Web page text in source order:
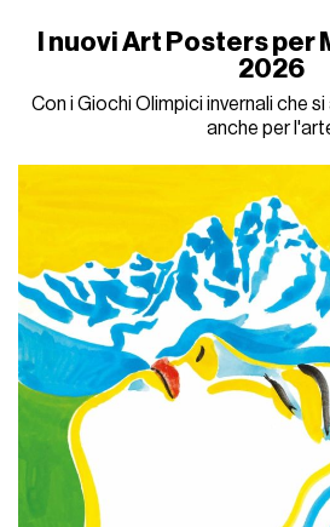
I nuovi Art Posters per
2026
Con i Giochi Olimpici invernali che
anche per